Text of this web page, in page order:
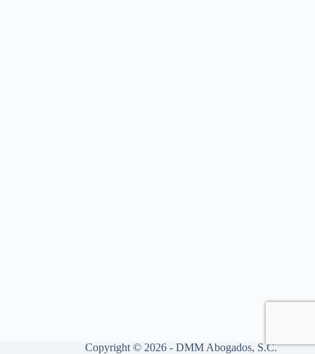
Copyright © 2026 - DMM Abogados, S.C.